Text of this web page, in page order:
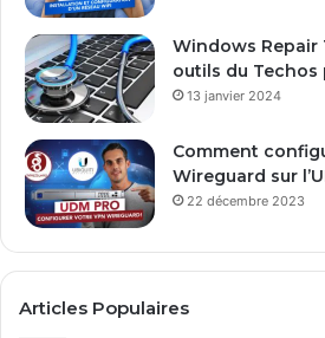
Windows Repair
outils du
13 janvier 2024
Comment
Wireguard sur
22 décembre 2023
Articles Populaires